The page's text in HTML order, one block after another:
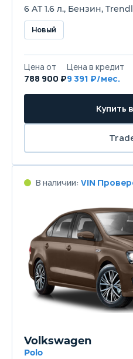
6 AT 1.6 л., Бензин,
Новый
Цена от
788 900 ₽
Цена в кредит
9 391 ₽/мес.
Купить
В наличии: VIN
Volkswagen
Polo